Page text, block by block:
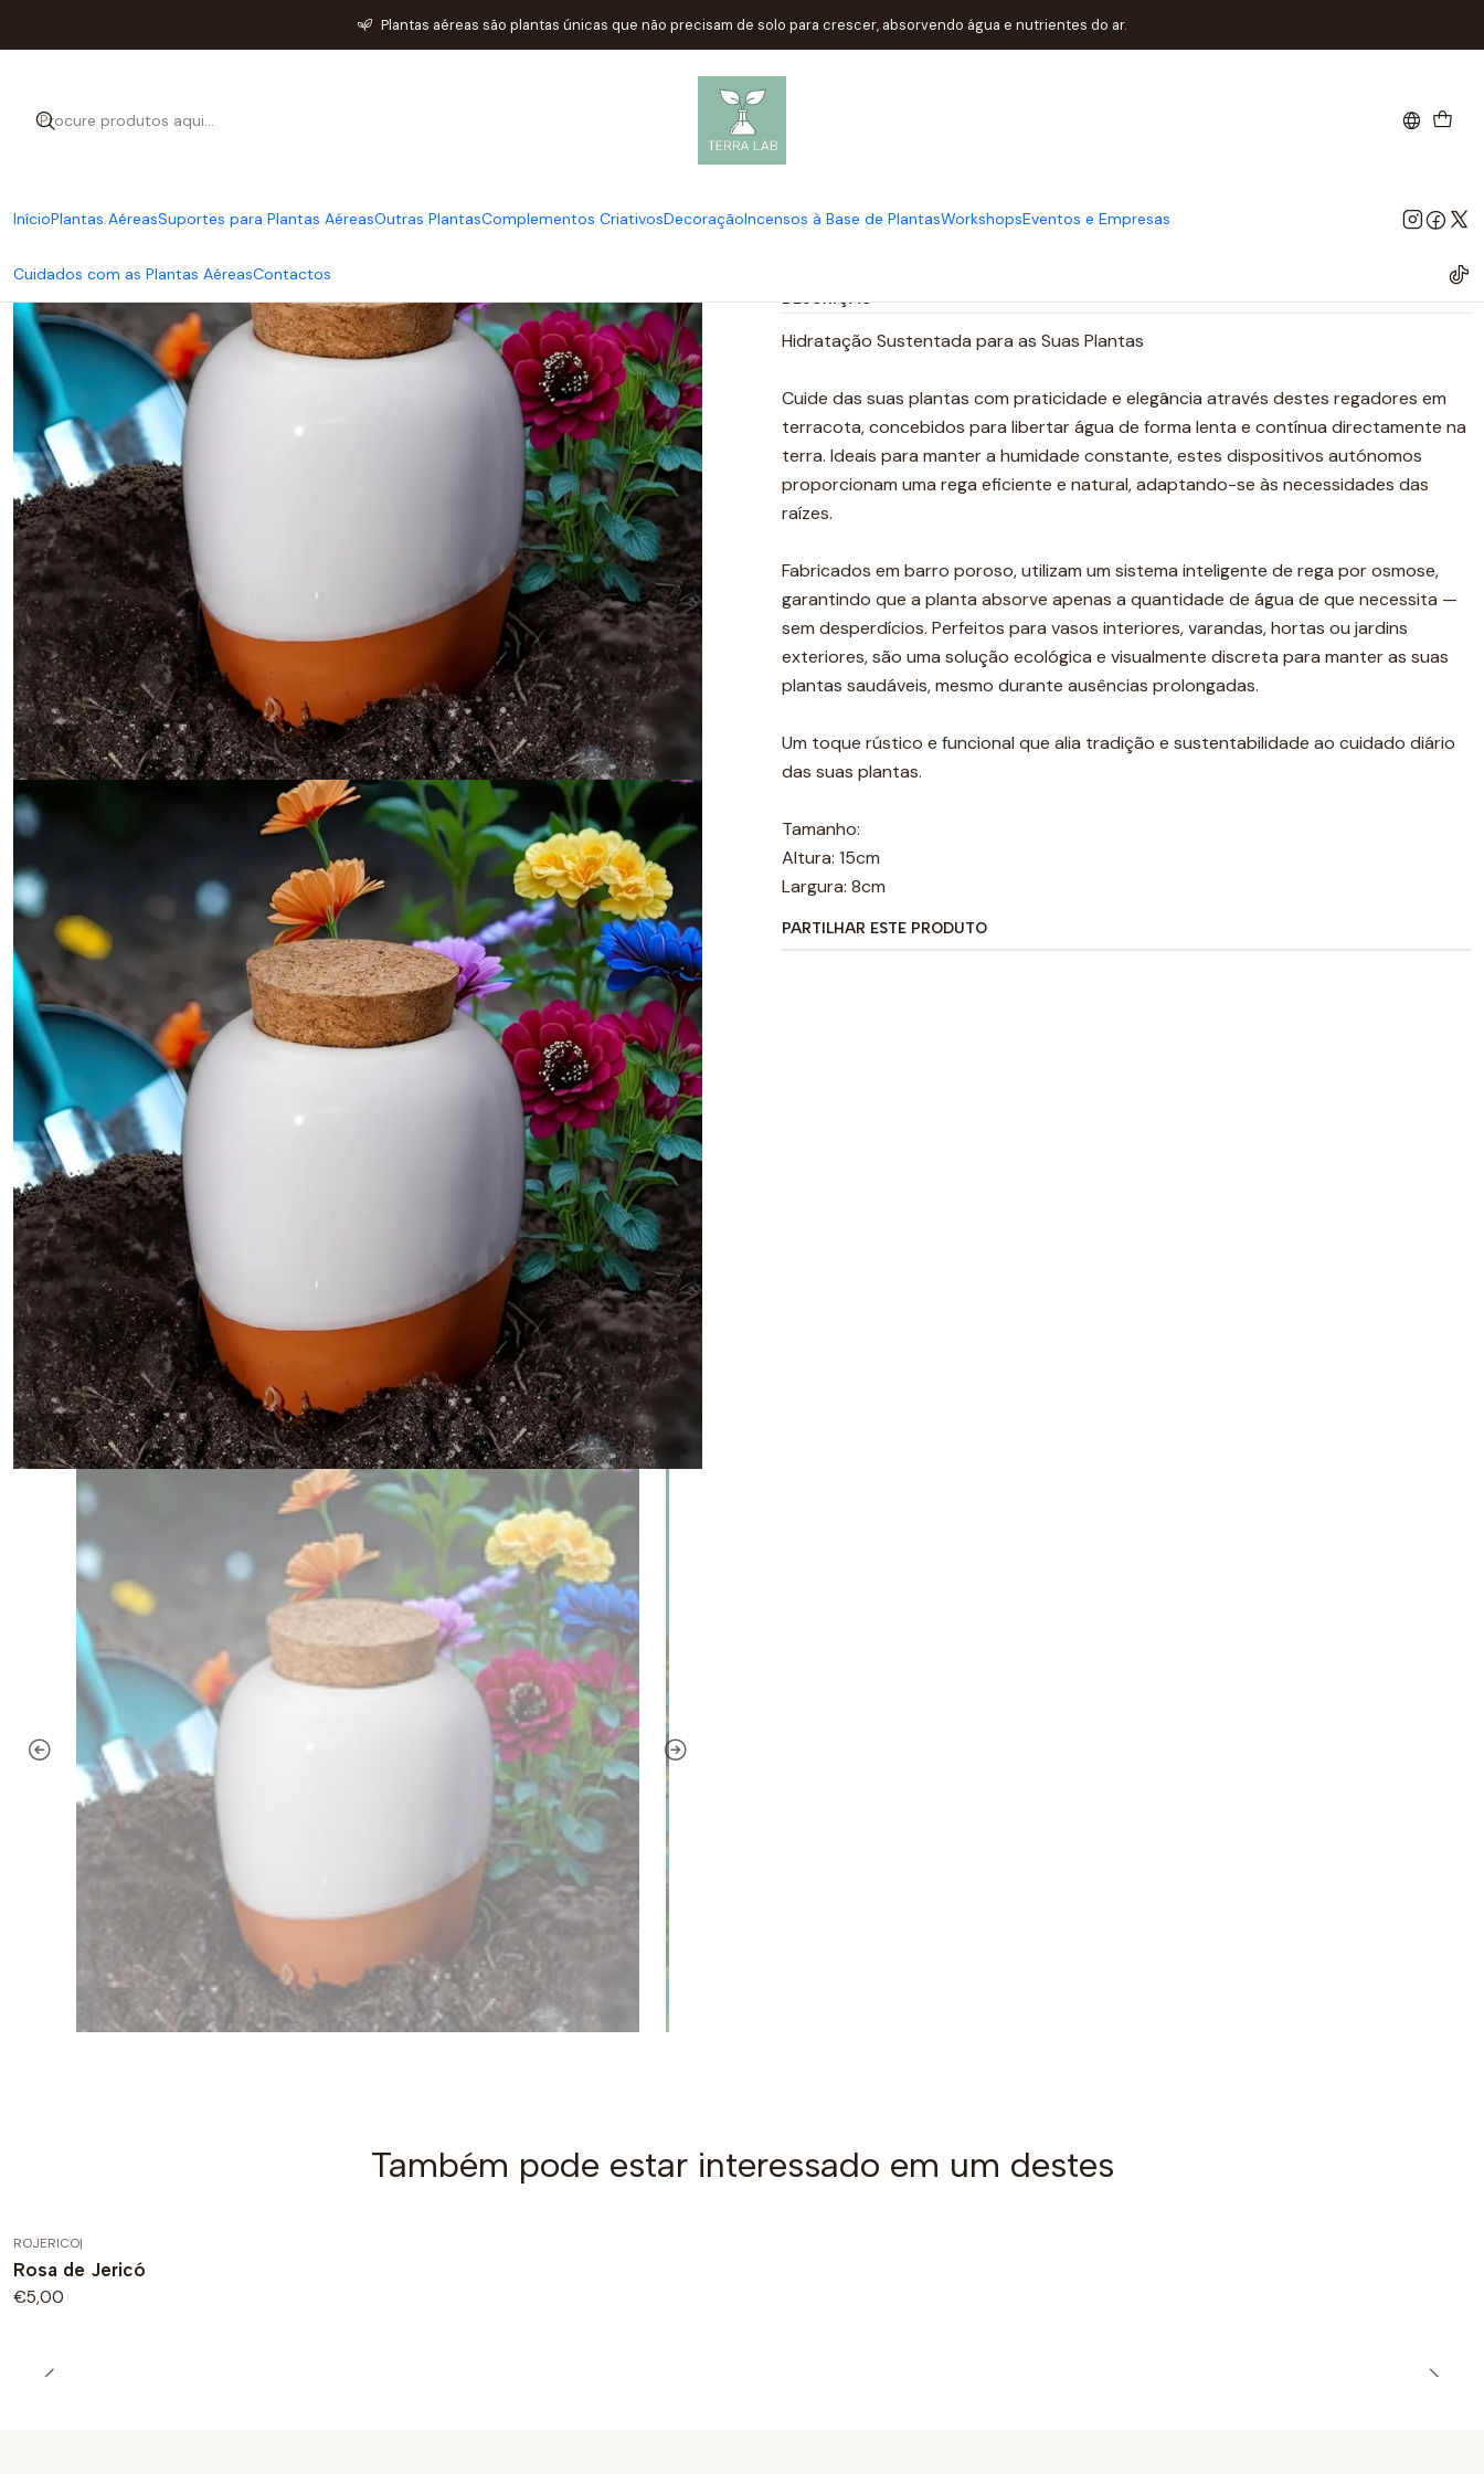
InícioPlantas AéreasSuportes para Plantas AéreasOutras PlantasComplementos CriativosDecoraçãoIncensos à Base de PlantasWorkshopsEventos e Empresas
Cuidados com as Plantas AéreasContactos
Plantas aéreas são plantas únicas que não precisam de solo para crescer, absorvendo água e nutrientes do ar.
Início Complementos Criativos Dispositivo de Rega em Terracota
DESCRIÇÃO
Hidratação Sustentada para as Suas Plantas
Cuide das suas plantas com praticidade e elegância através destes regadores em
terracota, concebidos para libertar água de forma lenta e contínua directamente na
terra. Ideais para manter a humidade constante, estes dispositivos autónomos
proporcionam uma rega eficiente e natural, adaptando-se às necessidades das
raízes.
Fabricados em barro poroso, utilizam um sistema inteligente de rega por osmose,
garantindo que a planta absorve apenas a quantidade de água de que necessita —
sem desperdícios. Perfeitos para vasos interiores, varandas, hortas ou jardins
exteriores, são uma solução ecológica e visualmente discreta para manter as suas
plantas saudáveis, mesmo durante ausências prolongadas.
Um toque rústico e funcional que alia tradição e sustentabilidade ao cuidado diário
das suas plantas.
Tamanho:
Altura: 15cm
Largura: 8cm
PARTILHAR ESTE PRODUTO
Também pode estar interessado em um destes
ROJERICO|
Rosa de Jericó
€5,00